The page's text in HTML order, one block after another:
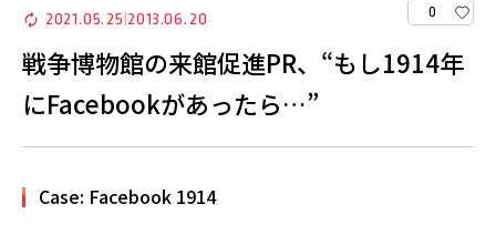
2021.05.25 2013.06.20 0
戦争博物館の来館促進PR、“もし1914年
にFacebookがあったら…”
Case: Facebook 1914